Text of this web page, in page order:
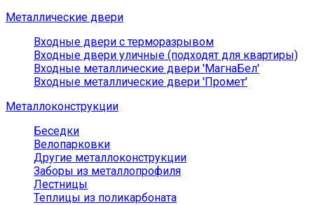
Металлические двери
Входные двери с терморазрывом
Входные двери уличные (подходят для квартиры)
Входные металлические двери 'МагнаБел'
Входные металлические двери 'Промет'
Металлоконструкции
Беседки
Велопарковки
Другие металлоконструкции
Заборы из металлопрофиля
Лестницы
Теплицы из поликарбоната